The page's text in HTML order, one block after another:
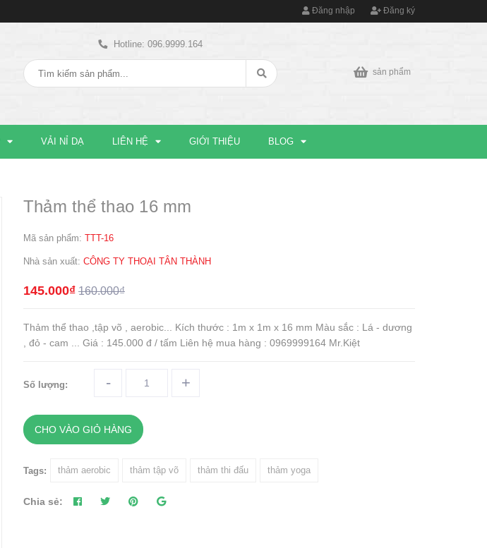
Đăng nhập Đăng ký
Hotline: 096.9999.164
sản phẩm
VẢI NỈ DẠ LIÊN HỆ GIỚI THIỆU BLOG
Thảm thể thao 16 mm
Mã sản phẩm: TTT-16
Nhà sản xuất: CÔNG TY THOẠI TÂN THÀNH
145.000₫ 160.000₫
Thảm thể thao ,tập võ , aerobic... Kích thước : 1m x 1m x 16 mm Màu sắc : Lá - dương
, đỏ - cam ... Giá : 145.000 đ / tấm Liên hệ mua hàng : 0969999164 Mr.Kiệt
Số lượng: - +
CHO VÀO GIỎ HÀNG
Tags: thảm aerobic thảm tập võ thảm thi đấu thảm yoga
Chia sẻ: